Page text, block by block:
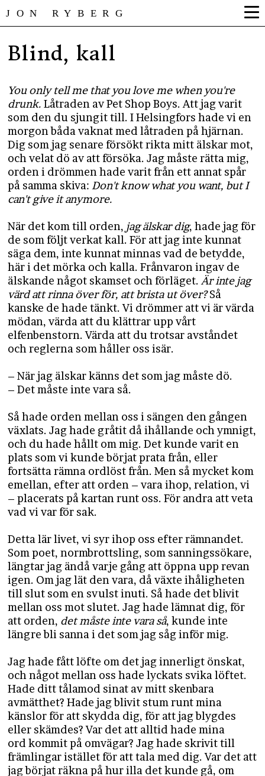
JON RYBERG
Blind, kall
You only tell me that you love me when you're
drunk.Låtraden av Pet Shop Boys. Att jag varit
som den du sjungit till. I Helsingfors hade vi en
morgon båda vaknat med låtraden på hjärnan.
Dig som jag senare försökt rikta mitt älskar mot,
och velat dö av att försöka. Jag måste rätta mig,
orden i drömmen hade varit från ett annat spår
på samma skiva: Don't know what you want, but I
can't give it anymore.
När det kom till orden, jag älskar dig, hade jag för
de som följt verkat kall. För att jag inte kunnat
säga dem, inte kunnat minnas vad de betydde,
här i det mörka och kalla. Frånvaron ingav de
älskande något skamset och förläget. Är inte jag
värd att rinna över för, att brista ut över?Så
kanske de hade tänkt. Vi drömmer att vi är värda
mödan, värda att du klättrar upp vårt
elfenbenstorn. Värda att du trotsar avståndet
och reglerna som håller oss isär.
– När jag älskar känns det som jag måste dö.
– Det måste inte vara så.
Så hade orden mellan oss i sängen den gången
växlats. Jag hade gråtit då ihållande och ymnigt,
och du hade hållt om mig. Det kunde varit en
plats som vi kunde börjat prata från, eller
fortsätta rämna ordlöst från. Men så mycket kom
emellan, efter att orden – vara ihop, relation, vi
– placerats på kartan runt oss. För andra att veta
vad vi var för sak.
Detta lär livet, vi syr ihop oss efter rämnandet.
Som poet, normbrottsling, som sanningssökare,
längtar jag ändå varje gång att öppna upp revan
igen. Om jag lät den vara, då växte ihåligheten
till slut som en svulst inuti. Så hade det blivit
mellan oss mot slutet. Jag hade lämnat dig, för
att orden, det måste inte vara så, kunde inte
längre bli sanna i det som jag såg inför mig.
Jag hade fått löfte om det jag innerligt önskat,
och något mellan oss hade lyckats svika löftet.
Hade ditt tålamod sinat av mitt skenbara
avmätthet? Hade jag blivit stum runt mina
känslor för att skydda dig, för att jag blygdes
eller skämdes? Var det att alltid hade mina
ord kommit på omvägar? Jag hade skrivit till
främlingar istället för att tala med dig. Var det att
jag börjat räkna på hur illa det kunde gå, om